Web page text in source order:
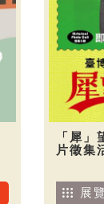
「犀
片徵集
展覽